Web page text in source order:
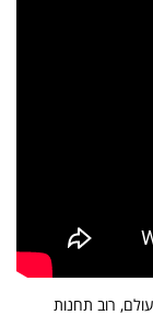
רוב תחנות